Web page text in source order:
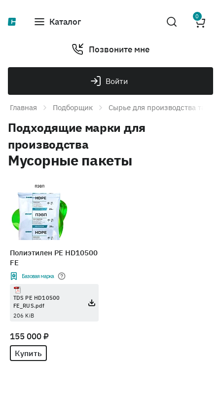
Каталог 0
Позвоните мне
Войти
Главная Подборщик Сырье для производства тары
Подходящие марки для
производства
Мусорные пакеты
Полиэтилен PE HD10500
FE
Базовая марка
TDS PE HD10500
FE_RUS.pdf
206 KiB
155 000 ₽
Купить